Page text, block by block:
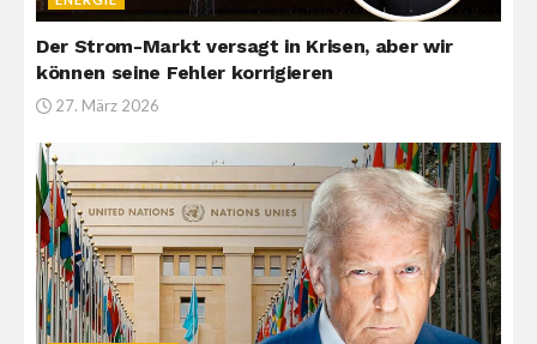
Der Strom-Markt versagt in Krisen, aber wir
können seine Fehler korrigieren
27. März 2026